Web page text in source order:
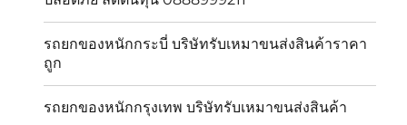
รถยกของหนักกระบี่ บริษัทรับเหมาขนส่งสินค้าราคา
ถูก
รถยกของหนักกรุงเทพ บริษัทรับเหมาขนส่งสินค้า